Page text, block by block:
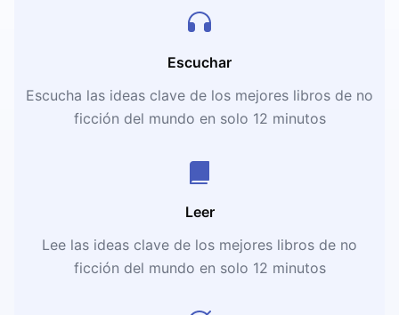
Escuchar
Escucha las ideas clave de los mejores libros de no
ficción del mundo en solo 12 minutos
Leer
Lee las ideas clave de los mejores libros de no
ficción del mundo en solo 12 minutos